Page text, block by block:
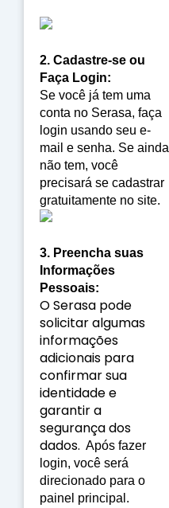
2. Cadastre-se ou
Faça Login:
Se você já tem uma
conta no Serasa, faça
login usando seu e-
mail e senha. Se ainda
não tem, você
precisará se cadastrar
gratuitamente no site.
3. Preencha suas
Informações
Pessoais:
O Serasa pode
solicitar algumas
informações
adicionais para
confirmar sua
identidade e
garantir a
segurança dos
dados. Após fazer
login, você será
direcionado para o
painel principal.